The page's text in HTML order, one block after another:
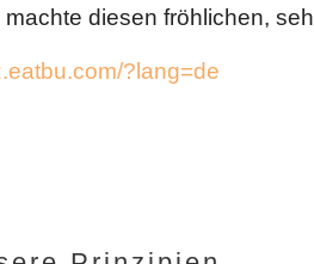
diesen fröhlichen,
?lang=de